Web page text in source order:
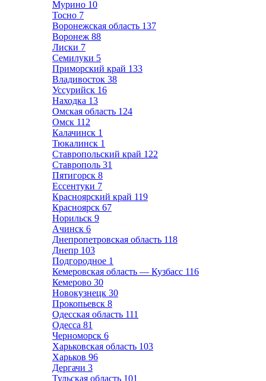
Мурино 10
Тосно 7
Воронежская область 137
Воронеж 88
Лиски 7
Семилуки 5
Приморский край 133
Владивосток 38
Уссурийск 16
Находка 13
Омская область 124
Омск 112
Калачинск 1
Тюкалинск 1
Ставропольский край 122
Ставрополь 31
Пятигорск 8
Ессентуки 7
Красноярский край 119
Красноярск 67
Норильск 9
Ачинск 6
Днепропетровская область 118
Днепр 103
Подгородное 1
Кемеровская область — Кузбасс 116
Кемерово 30
Новокузнецк 30
Прокопьевск 8
Одесская область 111
Одесса 81
Черноморск 6
Харьковская область 103
Харьков 96
Дергачи 3
Тульская область 101